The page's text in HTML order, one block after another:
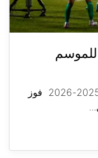
للموسم
الأنصار بطلًا للدوري اللبناني للموسم 2025-2026 فوز